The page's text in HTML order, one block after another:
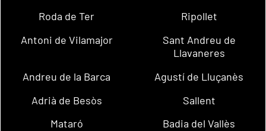
Roda de Ter
Ripollet
Antoni de Vilamajor
Sant Andreu de
Llavaneres
Andreu de la Barca
Agustí de Lluçanès
Adrià de Besòs
Sallent
Mataró
Badia del Vallès